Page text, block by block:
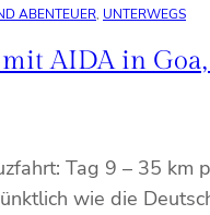
ABENTEUER, UNTERWEGS
AIDA in
Tag 9 – 35 km
wie die